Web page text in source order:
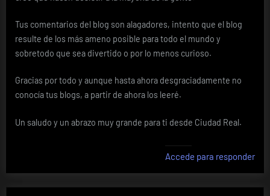
Tus comentarios del blog son alagadores, intento que el blog
resulte de los más ameno posible para todo el mundo y
sobretodo que sea divertido o por lo menos curioso.
Gracias por todo y aunque hasta ahora desgraciadamente no
conocía tus blogs, a partir de ahora los leeré.
Un saludo y un abrazo muy grande para ti desde Ciudad Real.
Accede para responder